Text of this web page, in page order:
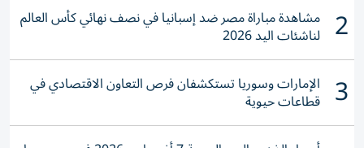
2 مشاهدة مباراة مصر ضد إسبانيا في نصف نهائي كأس العالم
لناشئات اليد 2026
3 الإمارات وسوريا تستكشفان فرص التعاون الاقتصادي في
قطاعات حيوية